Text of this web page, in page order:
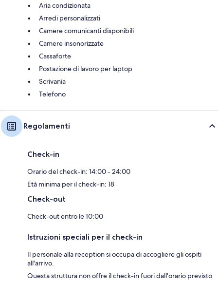
Aria condizionata
Arredi personalizzati
Camere comunicanti disponibili
Camere insonorizzate
Cassaforte
Postazione di lavoro per laptop
Scrivania
Telefono
Regolamenti
Check-in
Orario del check-in: 14:00 - 24:00
Età minima per il check-in: 18
Check-out
Check-out entro le 10:00
Istruzioni speciali per il check-in
Il personale alla reception si occupa di accogliere gli ospiti
all'arrivo.
Questa struttura non offre il check-in fuori dall'orario previsto